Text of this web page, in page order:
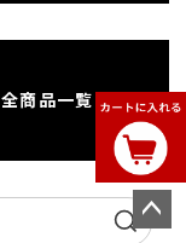
全商品一覧